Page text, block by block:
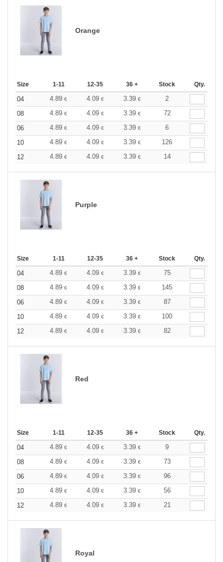
Orange
Size 1-11 12-35 36 + Stock Qty.
04 4.89 € 4.09 € 3.39 €
2
08
4.89 € 4.09 € 3.39 €
72
06
4.89 € 4.09 € 3.39 €
6
10
4.89 € 4.09 € 3.39 €
126
12
4.89 € 4.09 € 3.39 € 14
Purple
Size 1-11 12-35 36 + Stock Qty.
04 4.89 € 4.09 € 3.39 €
75
08
4.89 € 4.09 € 3.39 €
145
06
4.89 € 4.09 € 3.39 €
87
10
4.89 € 4.09 € 3.39 €
100
12
4.89 € 4.09 € 3.39 € 82
Red
Size 1-11 12-35 36 + Stock Qty.
04 4.89 € 4.09 € 3.39 €
9
08
4.89 € 4.09 € 3.39 €
73
06
4.89 € 4.09 € 3.39 €
96
10
4.89 € 4.09 € 3.39 €
56
12
4.89 € 4.09 € 3.39 € 21
Royal